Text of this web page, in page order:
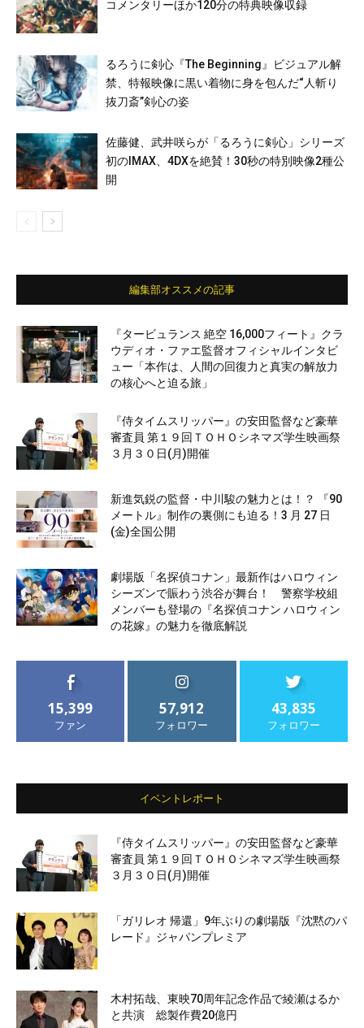
コメンタリーほか120分の特典映像収録
るろうに剣心『The Beginning』ビジュアル解
禁、特報映像に黒い着物に身を包んだ“人斬り
抜刀斎”剣心の姿
佐藤健、武井咲らが「るろうに剣心」シリーズ
初のIMAX、4DXを絶賛！30秒の特別映像2種公
開
編集部オススメの記事
『タービュランス 絶空 16,000フィート』クラ
ウディオ・ファエ監督オフィシャルインタビ
ュー「本作は、人間の回復力と真実の解放力
の核心へと迫る旅」
『侍タイムスリッパー』の安田監督など豪華
審査員 第１９回ＴＯＨＯシネマズ学生映画祭
３月３０日(月)開催
新進気鋭の監督・中川駿の魅力とは！？ 『90
メートル』制作の裏側にも迫る！3 月 27 日
(金)全国公開
劇場版「名探偵コナン」最新作はハロウィン
シーズンで賑わう渋谷が舞台！ 警察学校組
メンバーも登場の『名探偵コナン ハロウィン
の花嫁』の魅力を徹底解説
15,399
ファン
57,912
フォロワー
43,835
フォロワー
イベントレポート
『侍タイムスリッパー』の安田監督など豪華
審査員 第１９回ＴＯＨＯシネマズ学生映画祭
３月３０日(月)開催
「ガリレオ 帰還」9年ぶりの劇場版『沈黙のパ
レード』ジャパンプレミア
木村拓哉、東映70周年記念作品で綾瀬はるか
と共演 総製作費20億円